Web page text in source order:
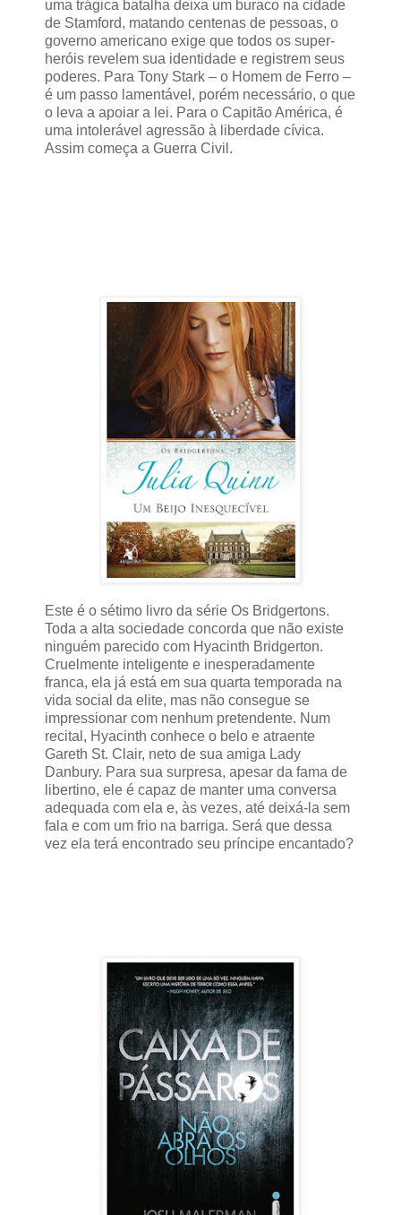
uma trágica batalha deixa um buraco na cidade
de Stamford, matando centenas de pessoas, o
governo americano exige que todos os super-
heróis revelem sua identidade e registrem seus
poderes. Para Tony Stark – o Homem de Ferro –
é um passo lamentável, porém necessário, o que
o leva a apoiar a lei. Para o Capitão América, é
uma intolerável agressão à liberdade cívica.
Assim começa a Guerra Civil.
Este é o sétimo livro da série Os Bridgertons.
Toda a alta sociedade concorda que não existe
ninguém parecido com Hyacinth Bridgerton.
Cruelmente inteligente e inesperadamente
franca, ela já está em sua quarta temporada na
vida social da elite, mas não consegue se
impressionar com nenhum pretendente. Num
recital, Hyacinth conhece o belo e atraente
Gareth St. Clair, neto de sua amiga Lady
Danbury. Para sua surpresa, apesar da fama de
libertino, ele é capaz de manter uma conversa
adequada com ela e, às vezes, até deixá-la sem
fala e com um frio na barriga. Será que dessa
vez ela terá encontrado seu príncipe encantado?